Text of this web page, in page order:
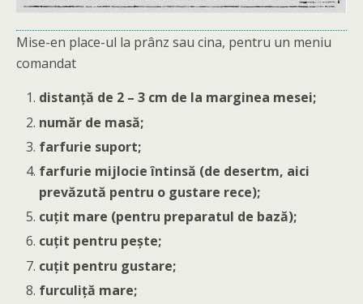
Mise-en place-ul la prânz sau cina, pentru un meniu
comandat
distanţă de 2 – 3 cm de la marginea mesei;
număr de masă;
farfurie suport;
farfurie mijlocie întinsă (de desertm, aici
prevăzută pentru o gustare rece);
cuţit mare (pentru preparatul de bază);
cuţit pentru peşte;
cuţit pentru gustare;
furculiţă mare;